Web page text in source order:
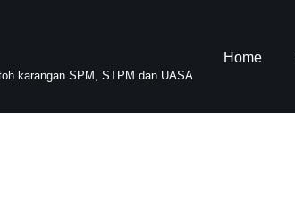
karangan SPM, STPM dan UASA
Home